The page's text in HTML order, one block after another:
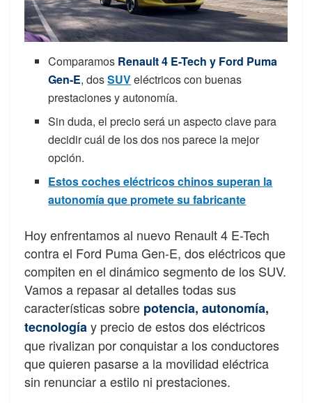
Comparamos Renault 4 E-Tech y Ford Puma
Gen-E, dosSUVeléctricos con buenas
prestaciones y autonomía.
Sin duda, el precio será un aspecto clave para
decidir cuál de los dos nos parece la mejor
opción.
Estos coches eléctricos chinos superan la
autonomía que promete su fabricante
Hoy enfrentamos al nuevo Renault 4 E-Tech
contra el Ford Puma Gen-E, dos eléctricos que
compiten en el dinámico segmento de los SUV.
Vamos a repasar al detalles todas sus
características sobre potencia, autonomía,
tecnologíay precio de estos dos eléctricos
que rivalizan por conquistar a los conductores
que quieren pasarse a la movilidad eléctrica
sin renunciar a estilo ni prestaciones.